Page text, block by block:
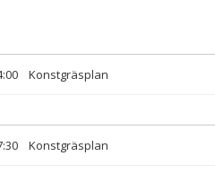
Konstgräsplan
Konstgräsplan